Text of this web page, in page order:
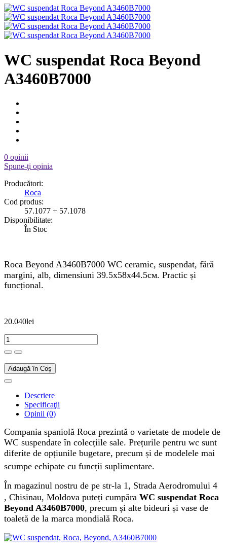
WC suspendat Roca Beyond
A3460B7000
0 opinii
Spune-ţi opinia
Producători:
Roca
Cod produs:
57.1077 + 57.1078
Disponibilitate:
În Stoc
Roca Beyond A3460B7000 WC ceramic, suspendat, fără
margini, alb, dimensiuni 39.5х58х44.5см. Practic și
funcțional.
20.040lei
Adaugă în Coş
Descriere
Specificaţii
Opinii (0)
Compania spaniolă Roca prezintă o varietate de modele de
WC suspendate în colecțiile sale. Prețurile pentru wc sunt
diferite de opțiunile bugetare, precum și de modelele mai
scumpe echipate cu funcții suplimentare.
În magazinul nostru de pe str-la 1, Strada Aerodromului 4
, Chisinau, Moldova puteți cumpăra WC suspendat Roca
Beyond A3460B7000, precum și alte bideuri și vase de
toaletă de la marca mondială Roca.